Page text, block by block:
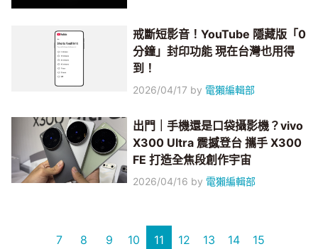
戒斷短影音！YouTube 隱藏版「0
分鐘」封印功能 現在台灣也用得
到！
2026/04/17 by 電獺編輯部
出門｜手機還是口袋攝影機？vivo
X300 Ultra 震撼登台 攜手 X300
FE 打造全焦段創作宇宙
2026/04/16 by 電獺編輯部
7 8 9 10 11 12 13 14 15